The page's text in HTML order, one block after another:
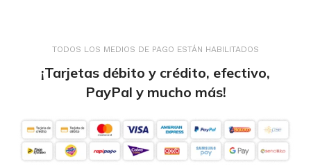
TODOS LOS MEDIOS DE PAGO ESTÁN HABILITADOS
¡Tarjetas débito y crédito, efectivo,
PayPal y mucho más!